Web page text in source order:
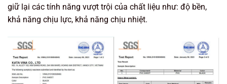
giữ lại các tính năng vượt trội của chất liệu như: độ bền,
khả năng chịu lực, khả năng chịu nhiệt.